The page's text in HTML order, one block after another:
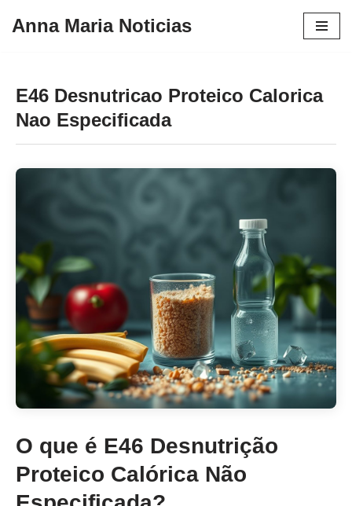
conteúdo
Anna Maria Noticias
E46 Desnutricao Proteico Calorica
Nao Especificada
O que é E46 Desnutrição
Proteico Calórica Não